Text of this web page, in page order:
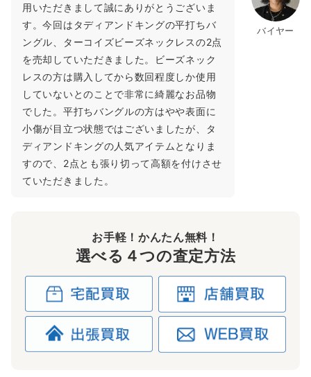
バイヤー
用いただきまして誠にありがとうございま
す。今回はタディアンドキングの平打ちバ
ングル、ターコイズビーズネックレスの2点
を売却していただきました。ビーズネック
レスの方は購入してから数回程度しか使用
していないとのことで非常に綺麗なお品物
でした。平打ちバングルの方はやや表面に
小傷が目立つ状態ではございましたが、タ
ディアンドキングの人気アイテムとなりま
すので、2点とも張り切って高額を付けさせ
ていただきました。
お手軽！かんたん無料！
選べる４つの査定方法